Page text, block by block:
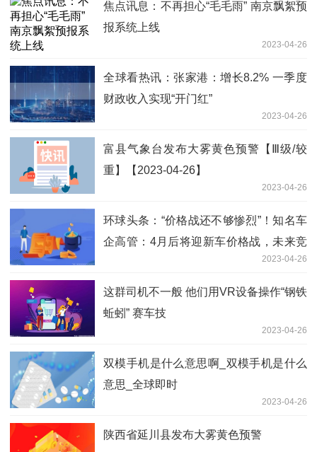
焦点讯息：不再担心“毛毛雨” 南京飘絮预
报系统上线
2023-04-26
全球看热讯：张家港：增长8.2% 一季度
财政收入实现“开门红”
2023-04-26
富县气象台发布大雾黄色预警【Ⅲ级/较
重】【2023-04-26】
2023-04-26
环球头条：“价格战还不够惨烈”！知名车
企高管：4月后将迎新车价格战，未来竞
2023-04-26
这群司机不一般 他们用VR设备操作“钢铁
蚯蚓” 赛车技
2023-04-26
双模手机是什么意思啊_双模手机是什么
意思_全球即时
2023-04-26
陕西省延川县发布大雾黄色预警